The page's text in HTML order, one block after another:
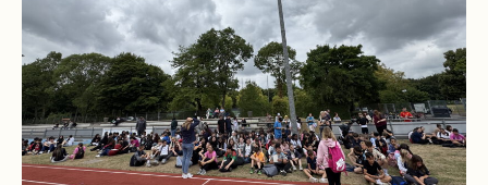
Bewegte
Pause
Schulsanitätsdienst